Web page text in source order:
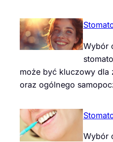
Wybór
może być kluczowy dla
oraz ogólnego
Wybór